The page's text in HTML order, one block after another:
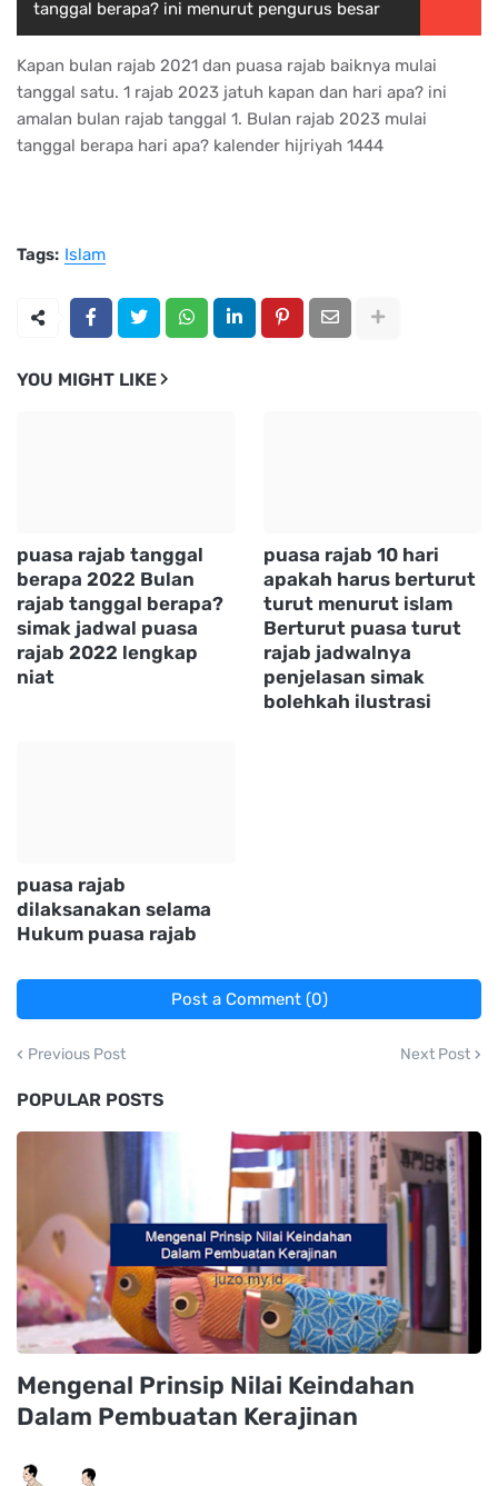
tanggal berapa? ini menurut pengurus besar
Kapan bulan rajab 2021 dan puasa rajab baiknya mulai
tanggal satu. 1 rajab 2023 jatuh kapan dan hari apa? ini
amalan bulan rajab tanggal 1. Bulan rajab 2023 mulai
tanggal berapa hari apa? kalender hijriyah 1444
Tags: Islam
YOU MIGHT LIKE
puasa rajab tanggal
berapa 2022 Bulan
rajab tanggal berapa?
simak jadwal puasa
rajab 2022 lengkap
niat
puasa rajab 10 hari
apakah harus berturut
turut menurut islam
Berturut puasa turut
rajab jadwalnya
penjelasan simak
bolehkah ilustrasi
puasa rajab
dilaksanakan selama
Hukum puasa rajab
Post a Comment (0)
Previous Post Next Post
POPULAR POSTS
Mengenal Prinsip Nilai Keindahan
Dalam Pembuatan Kerajinan